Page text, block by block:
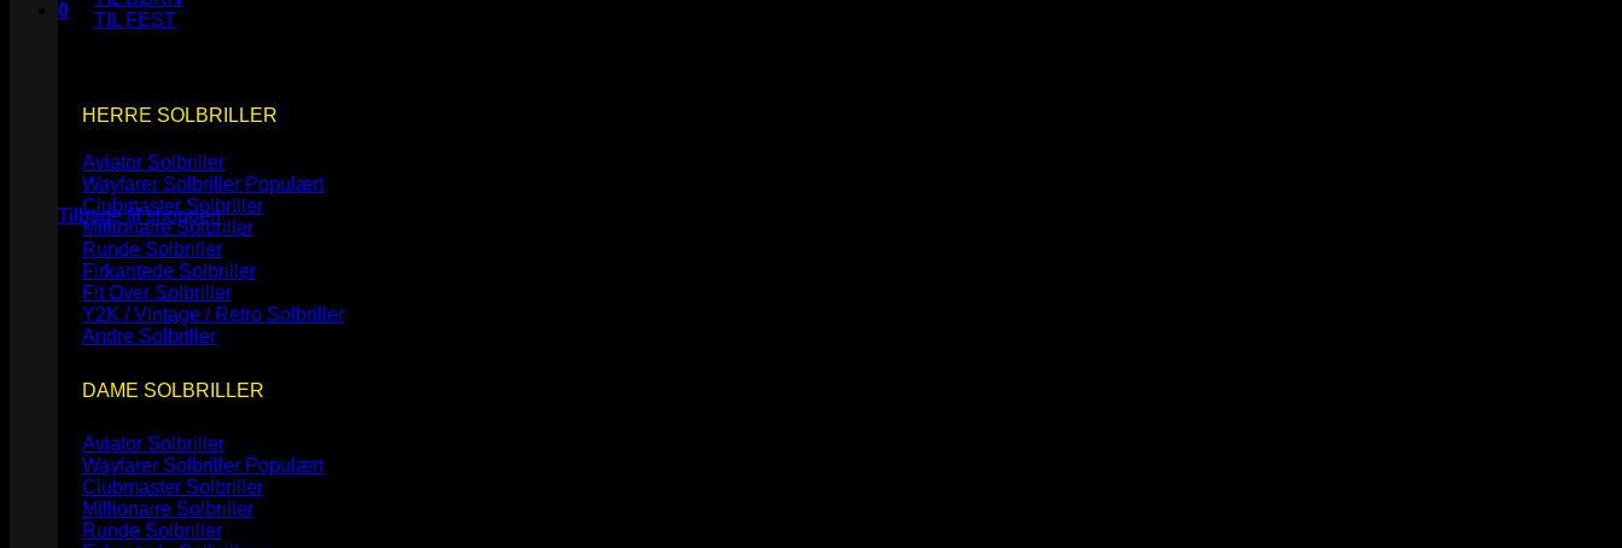
0
Kurv
Ingen varer i kurven.
Tilbage til shoppen
TIL FEST
HERRE SOLBRILLER
Aviator Solbriller
Wayfarer Solbriller
Clubmaster Solbriller
Millionaire Solbriller
Runde Solbriller
Firkantede Solbriller
Fit Over Solbriller
Y2K / Vintage / Retro Solbriller
Andre Solbriller
DAME SOLBRILLER
Aviator Solbriller
Wayfarer Solbriller
Clubmaster Solbriller
Millionaire Solbriller
Runde Solbriller